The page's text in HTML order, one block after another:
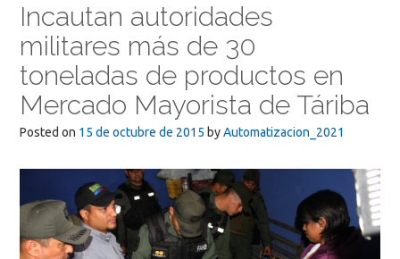
Incautan autoridades
militares más de 30
toneladas de productos en
Mercado Mayorista de Táriba
Posted on 15 de octubre de 2015 byAutomatizacion_2021